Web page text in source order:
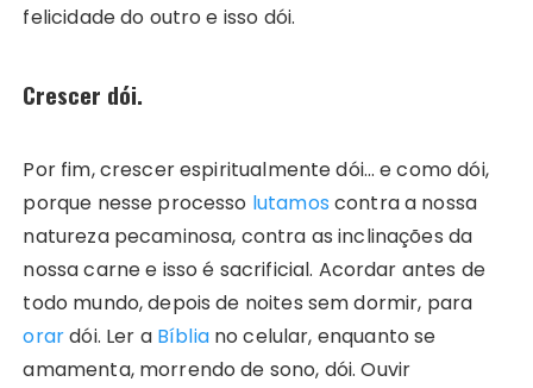
felicidade do outro e isso dói.
Crescer dói.
Por fim, crescer espiritualmente dói… e como dói,
porque nesse processo lutamos contra a nossa
natureza pecaminosa, contra as inclinações da
nossa carne e isso é sacrificial. Acordar antes de
todo mundo, depois de noites sem dormir, para
orardói. Ler a Bíbliano celular, enquanto se
amamenta, morrendo de sono, dói. Ouvir